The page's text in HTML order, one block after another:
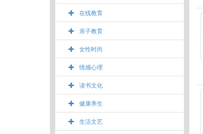
在线教育
亲子教育
女性时尚
情感心理
读书文化
健康养生
生活文艺